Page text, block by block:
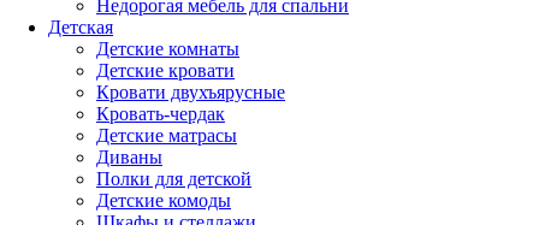
Недорогая мебель для спальни
Детская
Детские комнаты
Детские кровати
Кровати двухъярусные
Кровать-чердак
Детские матрасы
Диваны
Полки для детской
Детские комоды